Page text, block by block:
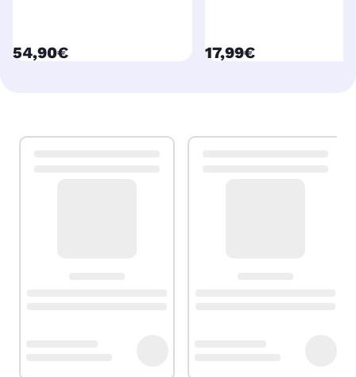
currentPrice
54,90€ currentPrice
17,99€